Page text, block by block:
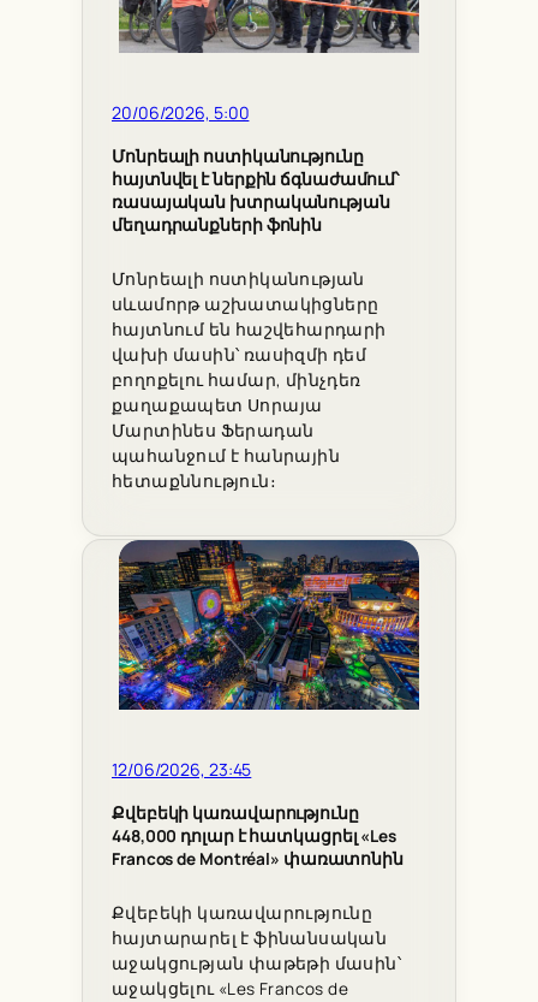
20/06/2026, 5:00
Մոնրեալի ոստիկանությունը
հայտնվել է ներքին ճգնաժամում՝
ռասայական խտրականության
մեղադրանքների ֆոնին
Մոնրեալի ոստիկանության
սևամորթ աշխատակիցները
հայտնում են հաշվեհարդարի
վախի մասին՝ ռասիզմի դեմ
բողոքելու համար, մինչդեռ
քաղաքապետ Սորայա
Մարտինես Ֆերադան
պահանջում է հանրային
հետաքննություն։
12/06/2026, 23:45
Քվեբեկի կառավարությունը
448,000 դոլար է հատկացրել «Les
Francos de Montréal» փառատոնին
Քվեբեկի կառավարությունը
հայտարարել է ֆինանսական
աջակցության փաթեթի մասին՝
աջակցելու «Les Francos de